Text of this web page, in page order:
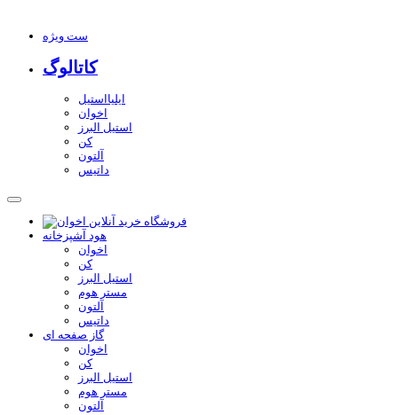
ست ویژه
کاتالوگ
ایلیااستیل
اخوان
استیل البرز
کن
آلتون
داتیس
هود آشپزخانه
اخوان
کن
استیل البرز
مستر هوم
آلتون
داتیس
گاز صفحه ای
اخوان
کن
استیل البرز
مستر هوم
آلتون